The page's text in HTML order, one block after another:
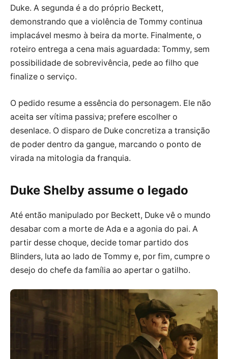
Duke. A segunda é a do próprio Beckett,
demonstrando que a violência de Tommy continua
implacável mesmo à beira da morte. Finalmente, o
roteiro entrega a cena mais aguardada: Tommy, sem
possibilidade de sobrevivência, pede ao filho que
finalize o serviço.
O pedido resume a essência do personagem. Ele não
aceita ser vítima passiva; prefere escolher o
desenlace. O disparo de Duke concretiza a transição
de poder dentro da gangue, marcando o ponto de
virada na mitologia da franquia.
Duke Shelby assume o legado
Até então manipulado por Beckett, Duke vê o mundo
desabar com a morte de Ada e a agonia do pai. A
partir desse choque, decide tomar partido dos
Blinders, luta ao lado de Tommy e, por fim, cumpre o
desejo do chefe da família ao apertar o gatilho.